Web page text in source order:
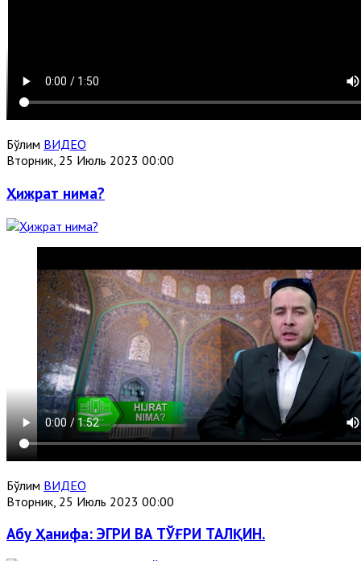
Бўлим ВИДЕО
Вторник, 25 Июль 2023 00:00
Ҳижрат нима?
Бўлим ВИДЕО
Вторник, 25 Июль 2023 00:00
Абу Ҳанифа: ЭГРИ ВА ТЎҒРИ ТАЛҚИН.